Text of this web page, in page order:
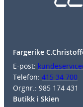
Fargerike
E-post:
Telefon: 415 34 700
Orgnr.: 985 174 431
Butikk i Skien